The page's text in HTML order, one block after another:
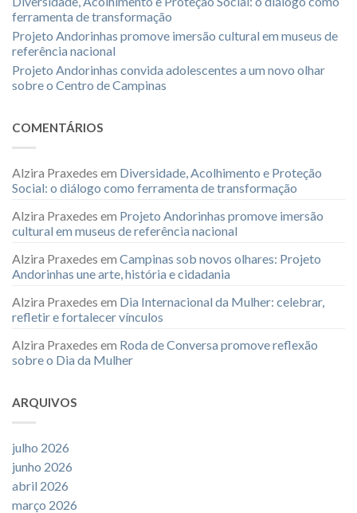
ferramenta de transformação
Projeto Andorinhas promove imersão cultural em museus de
referência nacional
Projeto Andorinhas convida adolescentes a um novo olhar
sobre o Centro de Campinas
COMENTÁRIOS
Alzira Praxedes em Diversidade, Acolhimento e Proteção
Social: o diálogo como ferramenta de transformação
Alzira Praxedes em Projeto Andorinhas promove imersão
cultural em museus de referência nacional
Alzira Praxedes em Campinas sob novos olhares: Projeto
Andorinhas une arte, história e cidadania
Alzira Praxedes em Dia Internacional da Mulher: celebrar,
refletir e fortalecer vínculos
Alzira Praxedes em Roda de Conversa promove reflexão
sobre o Dia da Mulher
ARQUIVOS
julho 2026
junho 2026
abril 2026
março 2026